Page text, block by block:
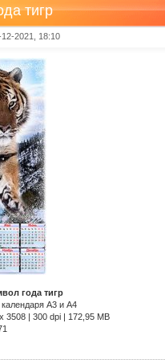
тигр
12-2021, 18:10
года тигр
А3 и А4
3508 | 300 dpi | 172,95 MB